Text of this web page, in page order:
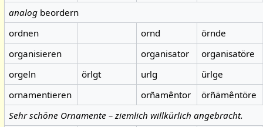
analog beordern
ordnen
ornd
örnde
organisieren
organisator
organisatöre
orgeln
örlgt urlg
ürlge
ornamentieren
orñamêntor
örñämêntöre
Sehr schöne Ornamente – ziemlich willkürlich angebracht.